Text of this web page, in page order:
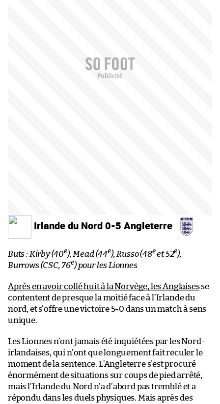
Irlande du Nord 0-5 Angleterre
Buts : Kirby (40e), Mead (44e), Russo (48eet 52e),
Burrows (CSC, 76e) pour les Lionnes
Après en avoir collé huit à la Norvège, les Anglaisesse
contentent de presque la moitié face à l’Irlande du
nord, et s’offre une victoire 5-0 dans un match à sens
unique.
Les Lionnes n’ont jamais été inquiétées par les Nord-
irlandaises, qui n’ont que longuement fait reculer le
moment de la sentence. L’Angleterre s’est procuré
énormément de situations sur coups de pied arrêté,
mais l’Irlande du Nord n’a d’abord pas tremblé et a
répondu dans les duels physiques. Mais après des